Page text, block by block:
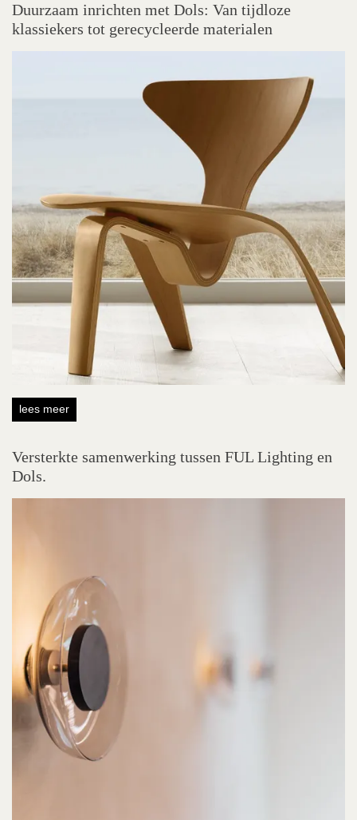
Duurzaam inrichten met Dols: Van tijdloze
klassiekers tot gerecycleerde materialen
lees meer
Versterkte samenwerking tussen FUL Lighting en
Dols.